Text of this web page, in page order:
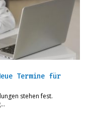
Termine für
stehen fest.